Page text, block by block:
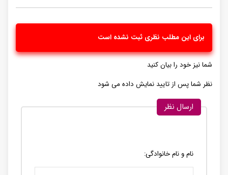
برای این مطلب نظری ثبت نشده است
شما نیز خود را بیان کنید
نظر شما پس از تایید نمایش داده می شود
ارسال نظر
نام و نام خانوادگی: